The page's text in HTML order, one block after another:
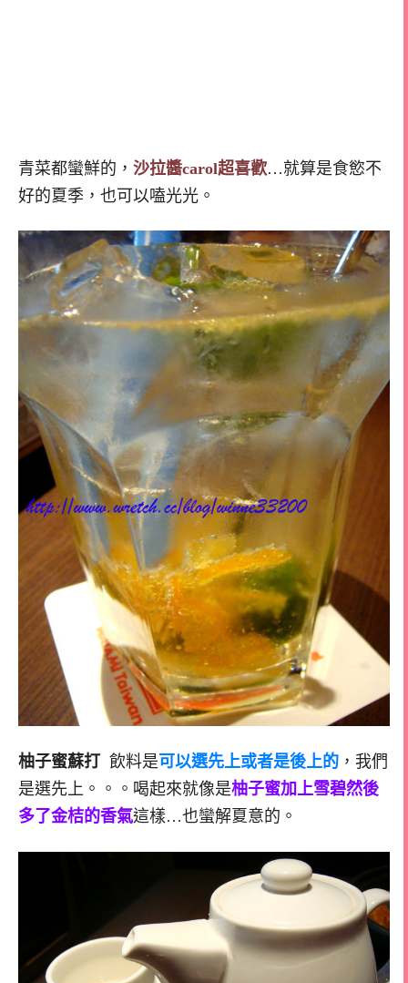
青菜都蠻鮮的， 沙拉醬carol超喜歡…就算是食慾不
好的夏季，也可以嗑光光。
柚子蜜蘇打 飲料是可以選先上或者是後上的 ，我們
是選先上。。。喝起來就像是柚子蜜加上雪碧然後
多了金桔的香氣這樣…也蠻解夏意的。